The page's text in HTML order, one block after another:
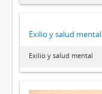
Exilio y salud mental
Exilio y salud mental